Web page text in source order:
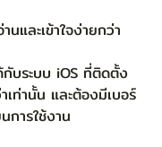
นและเข้าใจง่ายกว่า
กับระบบ iOS ที่ติดตั้ง
เท่านั้น และต้องมีเบอร์
การใช้งาน